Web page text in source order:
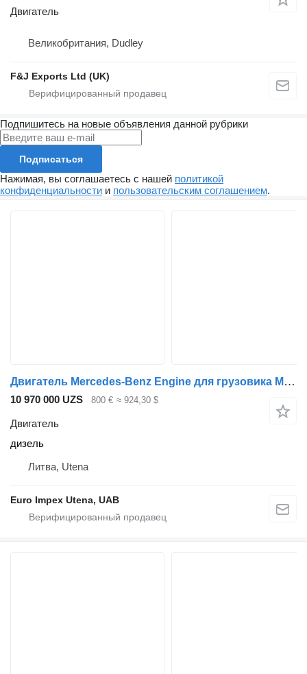
Двигатель
Великобритания, Dudley
F&J Exports Ltd (UK)
Подпишитесь на новые объявления данной рубрики
Подписаться
Нажимая, вы соглашаетесь с нашей политикой
конфиденциальности и пользовательским соглашением.
Двигатель Mercedes-Benz Engine для грузовика Mercedes-Benz Atego
10 970 000 UZS 800 € ≈ 924,30 $
Двигатель
дизель
Литва, Utena
Euro Impex Utena, UAB